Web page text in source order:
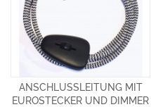
ANSCHLUSSLEITUNG MIT
EUROSTECKER UND DIMMER